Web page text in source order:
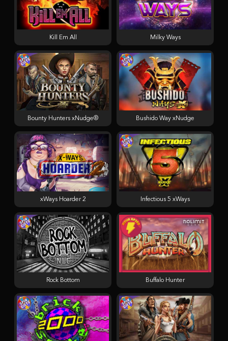
Kill Em All
Rock Bottom
xWays Hoarder 2
Bounty Hunters xNudge®
Buffalo Hunter
Milky Ways
Infectious 5 xWays
Bushido Way xNudge